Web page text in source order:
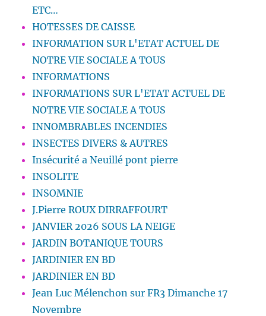
ETC…
HOTESSES DE CAISSE
INFORMATION SUR L'ETAT ACTUEL DE
NOTRE VIE SOCIALE A TOUS
INFORMATIONS
INFORMATIONS SUR L'ETAT ACTUEL DE
NOTRE VIE SOCIALE A TOUS
INNOMBRABLES INCENDIES
INSECTES DIVERS & AUTRES
Insécurité a Neuillé pont pierre
INSOLITE
INSOMNIE
J.Pierre ROUX DIRRAFFOURT
JANVIER 2026 SOUS LA NEIGE
JARDIN BOTANIQUE TOURS
JARDINIER EN BD
JARDINIER EN BD
Jean Luc Mélenchon sur FR3 Dimanche 17
Novembre